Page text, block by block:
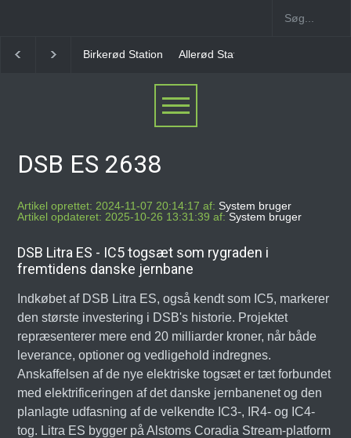
Station Allerød Station Favrholm Station
DSB ES 2638
Artikel oprettet: 2024-11-07 20:14:17 af: System bruger
Artikel opdateret: 2025-10-26 13:31:39 af: System bruger
DSB Litra ES - IC5 togsæt som rygraden i
fremtidens danske jernbane
Indkøbet af DSB Litra ES, også kendt som IC5, markerer
den største investering i DSB's historie. Projektet
repræsenterer mere end 20 milliarder kroner, når både
leverance, optioner og vedligehold indregnes.
Anskaffelsen af de nye elektriske togsæt er tæt forbundet
med elektrificeringen af det danske jernbanenet og den
planlagte udfasning af de velkendte IC3-, IR4- og IC4-
tog. Litra ES bygger på Alstoms Coradia Stream-platform